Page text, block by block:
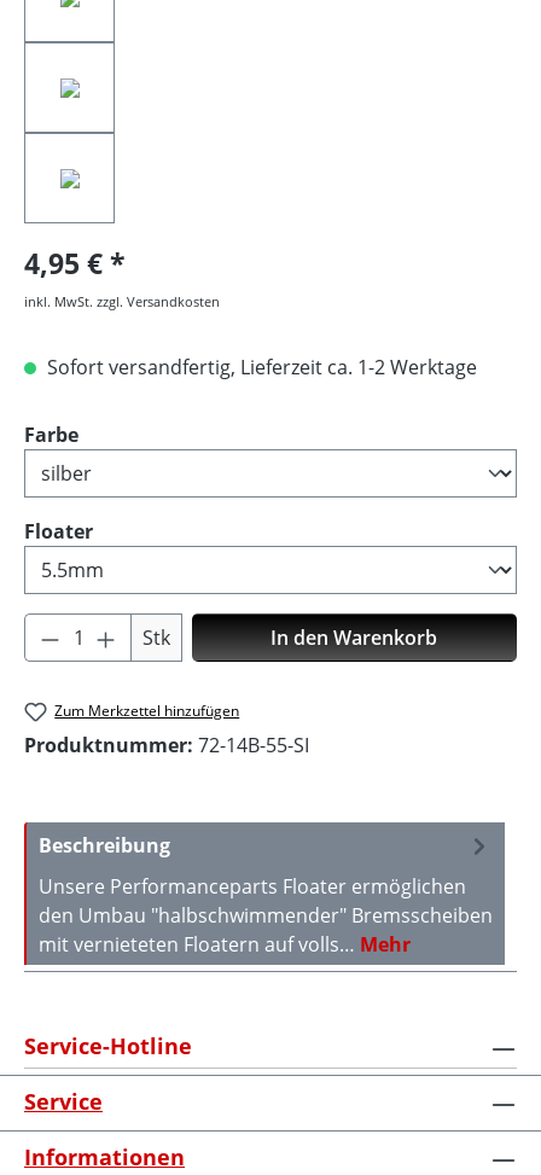
4,95 €
inkl. MwSt. zzgl. Versandkosten
Sofort versandfertig, Lieferzeit ca. 1-2 Werktage
Farbeauswählen
Floaterauswählen
Produkt Anzahl: Gib den gewünschten
Stk In den Warenkorb
Zum Merkzettel hinzufügen
Produktnummer: 72-14B-55-SI
Beschreibung
Unsere Performanceparts Floater ermöglichen
den Umbau "halbschwimmender" Bremsscheiben
mit vernieteten Floatern auf volls… Mehr
Service-Hotline
Service
Informationen